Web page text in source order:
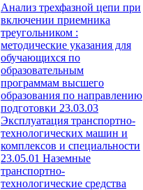
Анализ трехфазной цепи при
включении приемника
треугольником :
методические указания для
обучающихся по
образовательным
программам высшего
образования по направлению
подготовки 23.03.03
Эксплуатация транспортно-
технологических машин и
комплексов и специальности
23.05.01 Наземные
транспортно-
технологические средства